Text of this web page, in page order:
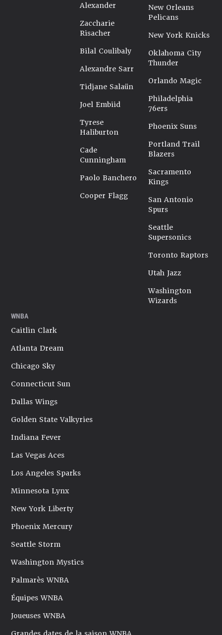
Alexander
Zaccharie
Risacher
Bilal Coulibaly
Alexandre Sarr
Tidjane Salaün
Joel Embiid
Tyrese
Haliburton
Cade
Cunningham
Paolo Banchero
Cooper Flagg
New Orleans
Pelicans
New York Knicks
Oklahoma City
Thunder
Orlando Magic
Philadelphia
76ers
Phoenix Suns
Portland Trail
Blazers
Sacramento
Kings
San Antonio
Spurs
Seattle
Supersonics
Toronto Raptors
Utah Jazz
Washington
Wizards
WNBA
Caitlin Clark
Atlanta Dream
Chicago Sky
Connecticut Sun
Dallas Wings
Golden State Valkyries
Indiana Fever
Las Vegas Aces
Los Angeles Sparks
Minnesota Lynx
New York Liberty
Phoenix Mercury
Seattle Storm
Washington Mystics
Palmarès WNBA
Équipes WNBA
Joueuses WNBA